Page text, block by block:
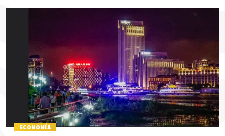
ECONOMÍA